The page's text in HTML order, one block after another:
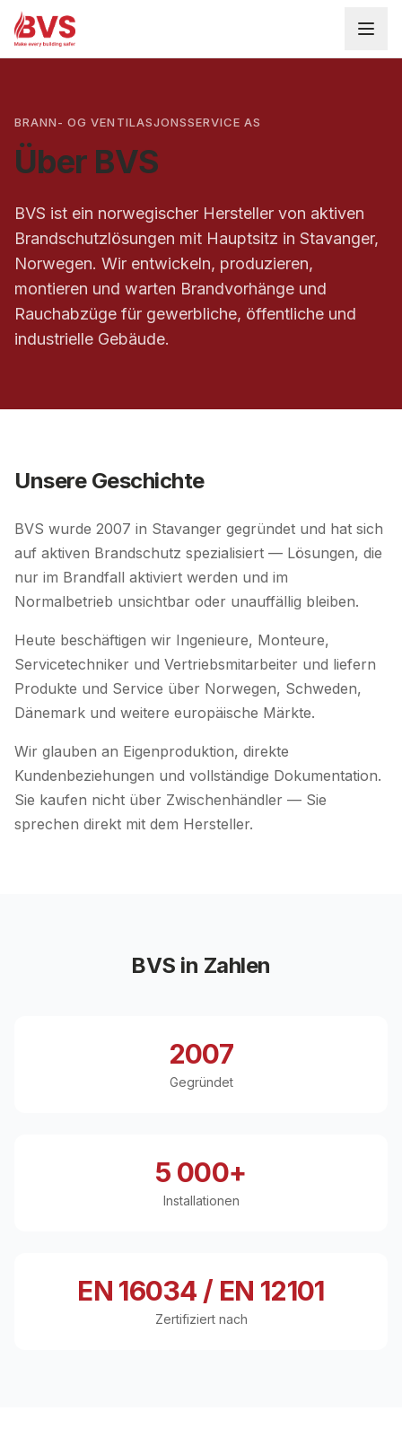
BRANN- OG VENTILASJONSSERVICE AS
Über BVS
BVS ist ein norwegischer Hersteller von aktiven
Brandschutzlösungen mit Hauptsitz in Stavanger,
Norwegen. Wir entwickeln, produzieren,
montieren und warten Brandvorhänge und
Rauchabzüge für gewerbliche, öffentliche und
industrielle Gebäude.
Unsere Geschichte
BVS wurde 2007 in Stavanger gegründet und hat sich
auf aktiven Brandschutz spezialisiert — Lösungen, die
nur im Brandfall aktiviert werden und im
Normalbetrieb unsichtbar oder unauffällig bleiben.
Heute beschäftigen wir Ingenieure, Monteure,
Servicetechniker und Vertriebsmitarbeiter und liefern
Produkte und Service über Norwegen, Schweden,
Dänemark und weitere europäische Märkte.
Wir glauben an Eigenproduktion, direkte
Kundenbeziehungen und vollständige Dokumentation.
Sie kaufen nicht über Zwischenhändler — Sie
sprechen direkt mit dem Hersteller.
BVS in Zahlen
2007
Gegründet
5 000+
Installationen
EN 16034 / EN 12101
Zertifiziert nach